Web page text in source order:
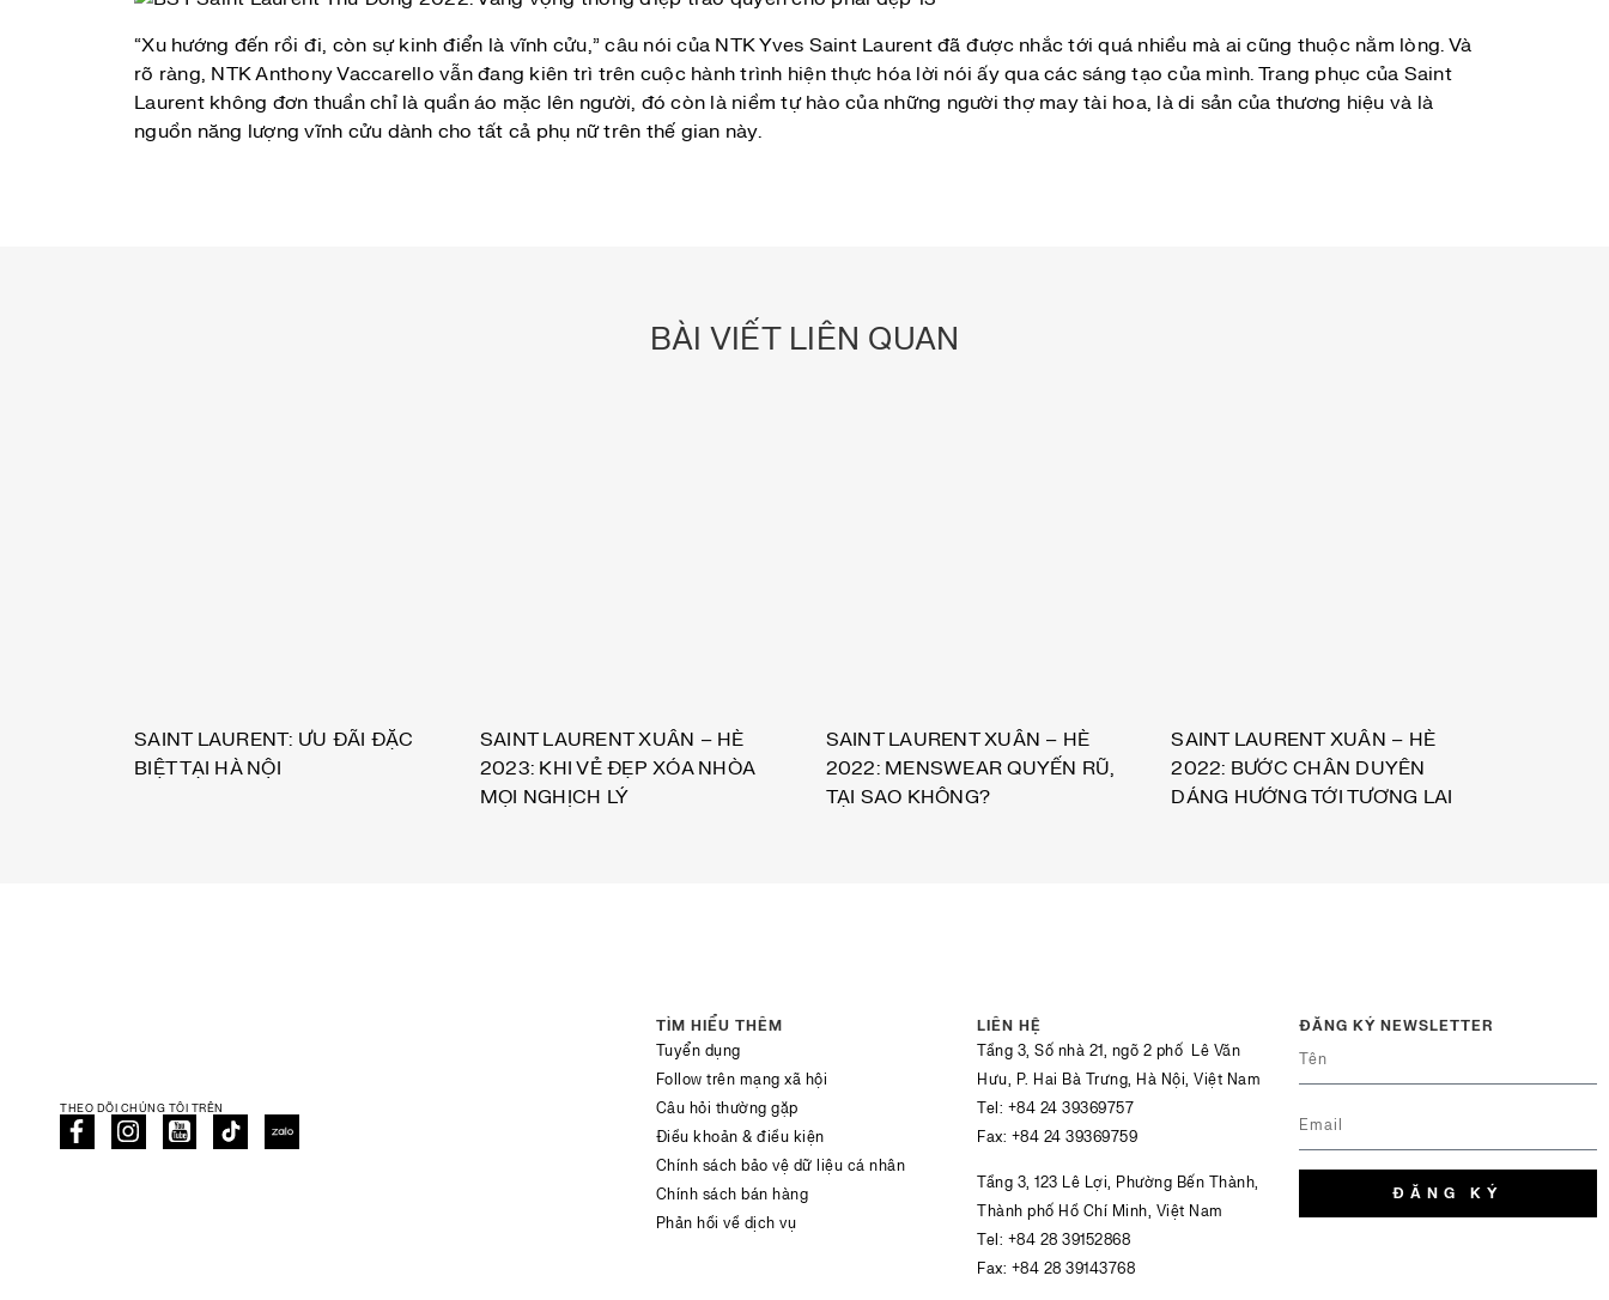
“Xu hướng đến rồi đi, còn sự kinh điển là vĩnh cửu,” câu nói của NTK Yves Saint Laurent đã được nhắc tới quá nhiều mà ai cũng thuộc nằm lòng. Và
rõ ràng, NTK Anthony Vaccarello vẫn đang kiên trì trên cuộc hành trình hiện thực hóa lời nói ấy qua các sáng tạo của mình. Trang phục của Saint
Laurent không đơn thuần chỉ là quần áo mặc lên người, đó còn là niềm tự hào của những người thợ may tài hoa, là di sản của thương hiệu và là
nguồn năng lượng vĩnh cửu dành cho tất cả phụ nữ trên thế gian này.
BÀI VIẾT LIÊN QUAN
SAINT LAURENT: ƯU ĐÃI ĐẶC
BIỆT TẠI HÀ NỘI
SAINT LAURENT XUÂN – HÈ
2023: KHI VẺ ĐẸP XÓA NHÒA
MỌI NGHỊCH LÝ
SAINT LAURENT XUÂN – HÈ
2022: MENSWEAR QUYẾN RŨ,
TẠI SAO KHÔNG?
SAINT LAURENT XUÂN – HÈ
2022: BƯỚC CHÂN DUYÊN
DÁNG HƯỚNG TỚI TƯƠNG LAI
THEO DÕI CHÚNG TÔI TRÊN
TÌM HIỂU THÊM
Tuyển dụng
Follow trên mạng xã hội
Câu hỏi thường gặp
Điều khoản & điều kiện
Chính sách bảo vệ dữ liệu cá nhân
Chính sách bán hàng
Phản hồi về dịch vụ
LIÊN HỆ
Tầng 3, Số nhà 21, ngõ 2 phố Lê Văn
Hưu, P. Hai Bà Trưng, Hà Nội, Việt Nam
Tel: +84 24 39369757
Fax: +84 24 39369759
Tầng 3, 123 Lê Lợi, Phường Bến Thành,
Thành phố Hồ Chí Minh, Việt Nam
Tel: +84 28 39152868
Fax: +84 28 39143768
ĐĂNG KÝ NEWSLETTER
ĐĂNG KÝ